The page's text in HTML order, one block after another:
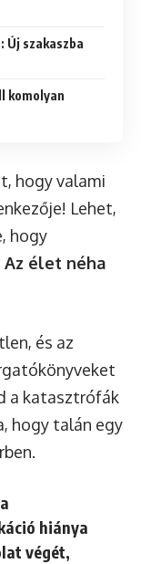
Új szakaszba
komolyan
hogy valami
Lehet,
hogy
Az élet néha
és az
a katasztrófák
hogy talán egy
hiánya
végét,